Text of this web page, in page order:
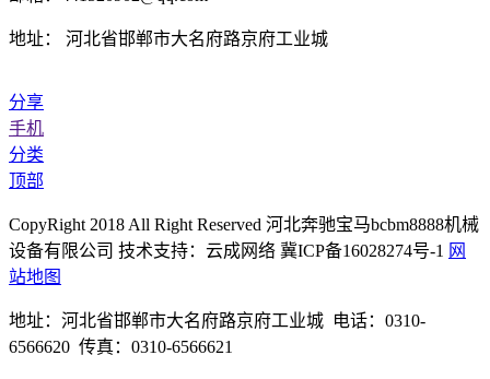
地址： 河北省邯郸市大名府路京府工业城
分享
手机
分类
顶部
CopyRight 2018 All Right Reserved 河北奔驰宝马bcbm8888机械
设备有限公司 技术支持：云成网络 冀ICP备16028274号-1 网
站地图
地址：河北省邯郸市大名府路京府工业城 电话：0310-
6566620 传真：0310-6566621